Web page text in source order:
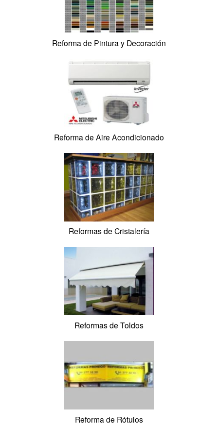
Reforma de Frentes e Interiores de Armarios
Reformas de Mampara de Bañera y Ducha
Reforma de Muebles y Encimeras de Cocina
Reforma de Pintura y Decoración